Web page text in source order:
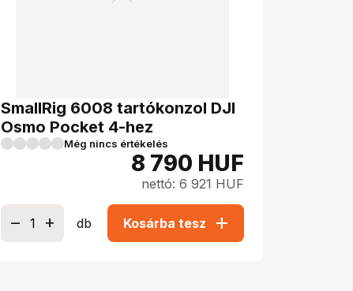
SmallRig 6008 tartókonzol DJI
Osmo Pocket 4-hez
Még nincs értékelés
8 790 HUF
nettó: 6 921 HUF
db Kosárba tesz add